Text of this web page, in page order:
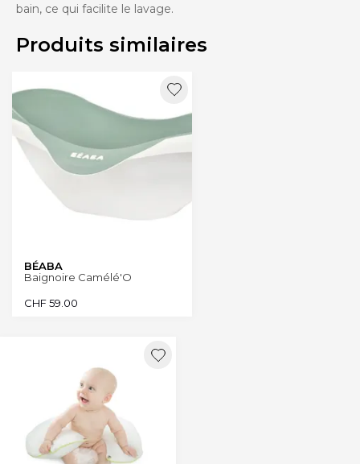
bain, ce qui facilite le lavage.
Produits similaires
BÉABA
Baignoire Camélé'O
CHF59.00